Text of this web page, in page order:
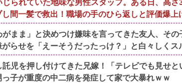
られていた地味な男性スタッフ。ある日、高
間一髪で救出！職場の手のひら返しと評価爆上
まま」と決めつけ嫌味を言ってきた友人、そ
らせを「えーそうだったっけ？」と白々しくス
児を押し付けてきた兄嫁！「テレビでも見せと
子が重度の中二病を発症して家で大暴れｗｗ